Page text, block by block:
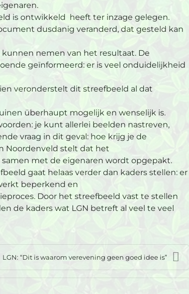
is ontwikkeld heeft ter inzage gelegen.
dusdanig veranderd, dat gesteld kan
nemen van het resultaat. De
geïnformeerd: er is veel onduidelijkheid
veronderstelt dit streefbeeld al dat
überhaupt mogelijk en wenselijk is.
je kunt allerlei beelden nastreven,
vraag in dit geval: hoe krijg je de
Noordenveld stelt dat het
met de eigenaren wordt opgepakt.
gaat helaas verder dan kaders stellen: er
beperkend en
Door het streefbeeld vast te stellen
de kaders wat LGN betreft al veel te veel
LGN: “Dit is waarom verevening geen goed idee is”